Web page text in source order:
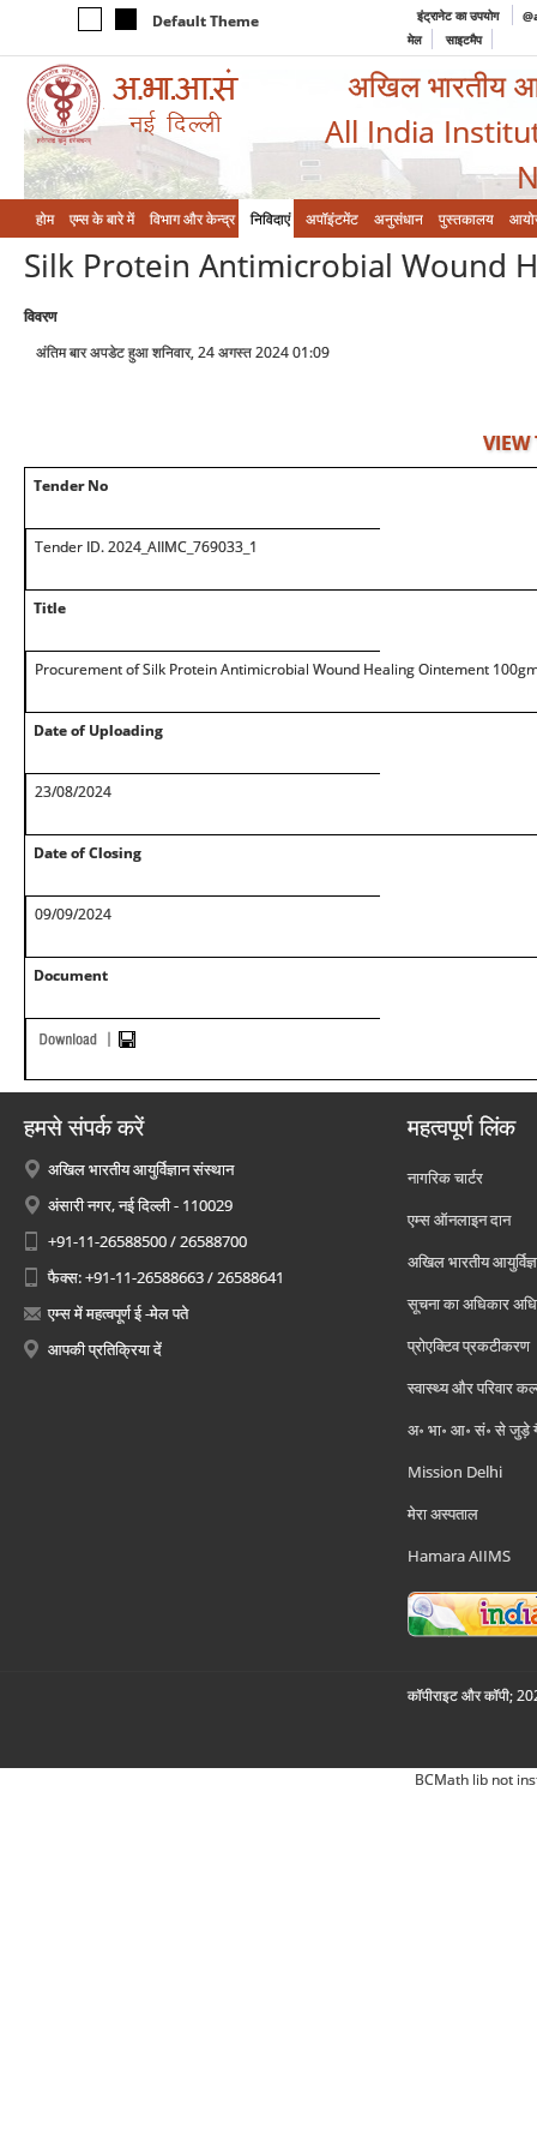
Default Theme इंट्रानेट का उपयोग
मेल
साइटमैप
अखिल भारतीय
All India
होम एम्‍स के बारे में विभाग और केन्‍द्र निविदाएं अपॉइंटमेंट अनुसंधान पुस्तकालय
Silk Protein Antimicrobial Wound
विवरण
अंतिम बार अपडेट हुआ शनिवार, 24 अगस्त 2024 01:09
VIEW
Tender No
Tender ID. 2024_AIIMC_769033_1
Title
Procurement of Silk Protein Antimicrobial Wound Healing Ointement
Date of Uploading
23/08/2024
Date of Closing
09/09/2024
Document
हमसे संपर्क करें
अखिल भारतीय आयुर्विज्ञान संस्थान
अंसारी नगर, नई दिल्ली - 110029
+91-11-26588500 / 26588700
फैक्स: +91-11-26588663 / 26588641
एम्स में महत्वपूर्ण ई -मेल पते
आपकी प्रतिक्रिया दें
महत्वपूर्ण लिंक
नागरिक चार्टर
एम्स ऑनलाइन दान
अखिल भारतीय
सूचना का अधिकार
प्रोएक्टिव प्रकटीकरण
स्वास्थ्य और परिवार
अ॰ भा॰ आ॰ सं॰ से जुड़े
Mission Delhi
मेरा अस्पताल
Hamara AIIMS
कॉपीराइट और कॉपी;
BCMath lib not